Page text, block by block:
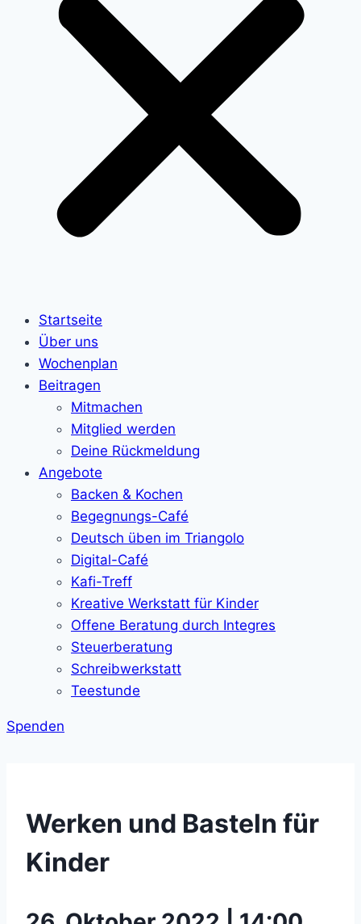
Startseite
Über uns
Wochenplan
Beitragen
Mitmachen
Mitglied werden
Deine Rückmeldung
Angebote
Backen & Kochen
Begegnungs-Café
Deutsch üben im Triangolo
Digital-Café
Kafi-Treff
Kreative Werkstatt für Kinder
Offene Beratung durch Integres
Steuerberatung
Schreibwerkstatt
Teestunde
Spenden
Werken und Basteln für
Kinder